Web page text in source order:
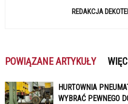
REDAKCJA
POWIĄZANE ARTYKUŁY
HURTOWNIA
WYBRAĆ PEWNEGO